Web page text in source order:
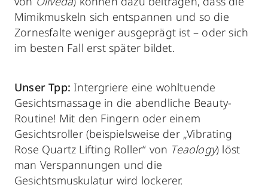
Mimikmuskeln sich entspannen und so die
Zornesfalte weniger ausgeprägt ist – oder sich
im besten Fall erst später bildet.
Unser Tpp: Intergriere eine wohltuende
Gesichtsmassage in die abendliche Beauty-
Routine! Mit den Fingern oder einem
Gesichtsroller (beispielsweise der „Vibrating
Rose Quartz Lifting Roller“ von Teaology) löst
man Verspannungen und die
Gesichtsmuskulatur wird lockerer.